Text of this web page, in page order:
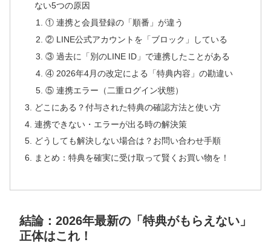
ない5つの原因
① 連携と会員登録の「順番」が違う
② LINE公式アカウントを「ブロック」している
③ 過去に「別のLINE ID」で連携したことがある
④ 2026年4月の改定による「特典内容」の勘違い
⑤ 連携エラー（二重ログイン状態）
どこにある？付与された特典の確認方法と使い方
連携できない・エラーが出る時の解決策
どうしても解決しない場合は？お問い合わせ手順
まとめ：特典を確実に受け取って賢くお買い物を！
結論：2026年最新の「特典がもらえない」
正体はこれ！